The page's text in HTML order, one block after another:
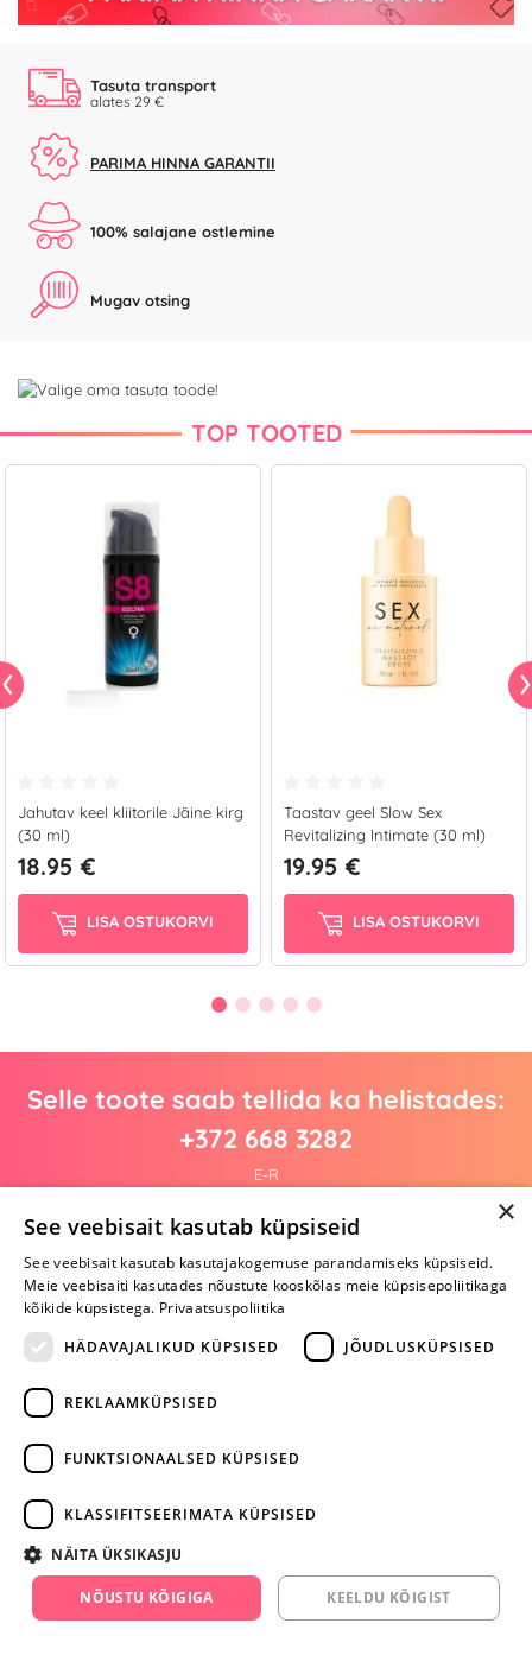
Tasuta transport
alates 29 €
PARIMA HINNA GARANTII
100% salajane ostlemine
Mugav otsing
TOP TOOTED
Jahutav keel kliitorile Jäine kirg
(30 ml)
18.95 €
LISA OSTUKORVI
Taastav geel Slow Sex
Revitalizing Intimate (30 ml)
19.95 €
LISA OSTUKORVI
Selle toote saab tellida ka helistades:
+372 668 3282
E-R
Arvustusi veel pole
Ole esimene!
Kirjuta arvustus ja SAA KINGITUS!
+372 668 3282
info@yesyes.ee
facebook.com/yesyes.ee
×
See veebisait kasutab küpsiseid
See veebisait kasutab kasutajakogemuse parandamiseks küpsiseid.
Meie veebisaiti kasutades nõustute kooskõlas meie küpsisepoliitikaga
kõikide küpsistega. Privaatsuspoliitika
HÄDAVAJALIKUD KÜPSISED
JÕUDLUSKÜPSISED
REKLAAMKÜPSISED
FUNKTSIONAALSED KÜPSISED
KLASSIFITSEERIMATA KÜPSISED
NÄITA ÜKSIKASJU
NÕUSTU KÕIGIGA KEELDU KÕIGIST